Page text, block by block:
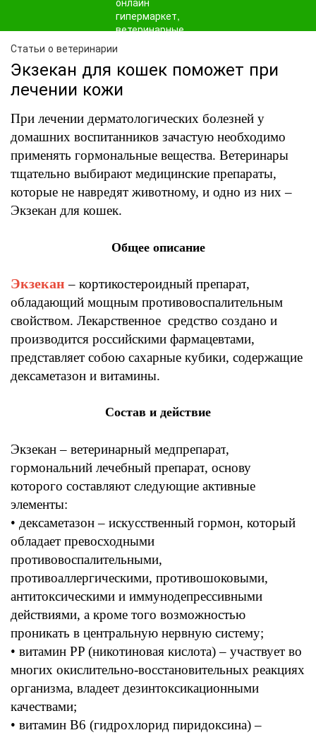
Статьи о ветеринарии
Экзекан для кошек поможет при
лечении кожи
При лечении дерматологических болезней у
домашних воспитанников зачастую необходимо
применять гормональные вещества. Ветеринары
тщательно выбирают медицинские препараты,
которые не навредят животному, и одно из них –
Экзекан для кошек.
Общее описание
Экзекан – кортикостероидный препарат,
обладающий мощным противовоспалительным
свойством. Лекарственное средство создано и
производится российскими фармацевтами,
представляет собою сахарные кубики, содержащие
дексаметазон и витамины.
Состав и действие
Экзекан – ветеринарный медпрепарат,
гормональний лечебный препарат, основу
которого составляют следующие активные
элементы:
• дексаметазон – искусственный гормон, который
обладает превосходными
противовоспалительными,
противоаллергическими, противошоковыми,
антитоксическими и иммунодепрессивными
действиями, а кроме того возможностью
проникать в центральную нервную систему;
• витамин PP (никотиновая кислота) – участвует во
многих окислительно-восстановительных реакциях
организма, владеет дезинтоксикационными
качествами;
• витамин B6 (гидрохлорид пиридоксина) –